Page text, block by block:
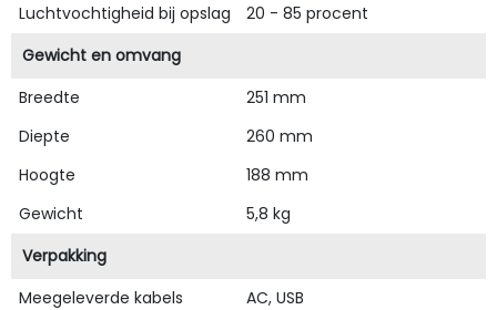
Luchtvochtigheid bij opslag
20 - 85 procent
Gewicht en omvang
Breedte
251 mm
Diepte
260 mm
Hoogte
188 mm
Gewicht
5,8 kg
Verpakking
Meegeleverde kabels
AC, USB